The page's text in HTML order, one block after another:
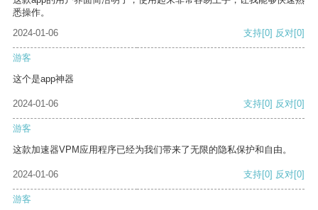
悉操作。
2024-01-06
支持[0] 反对[0]
游客
这个是app神器
2024-01-06 支持[0] 反对[0]
游客
这款加速器VPM应用程序已经为我们带来了无限的隐私保护和自由。
2024-01-06 支持[0] 反对[0]
游客